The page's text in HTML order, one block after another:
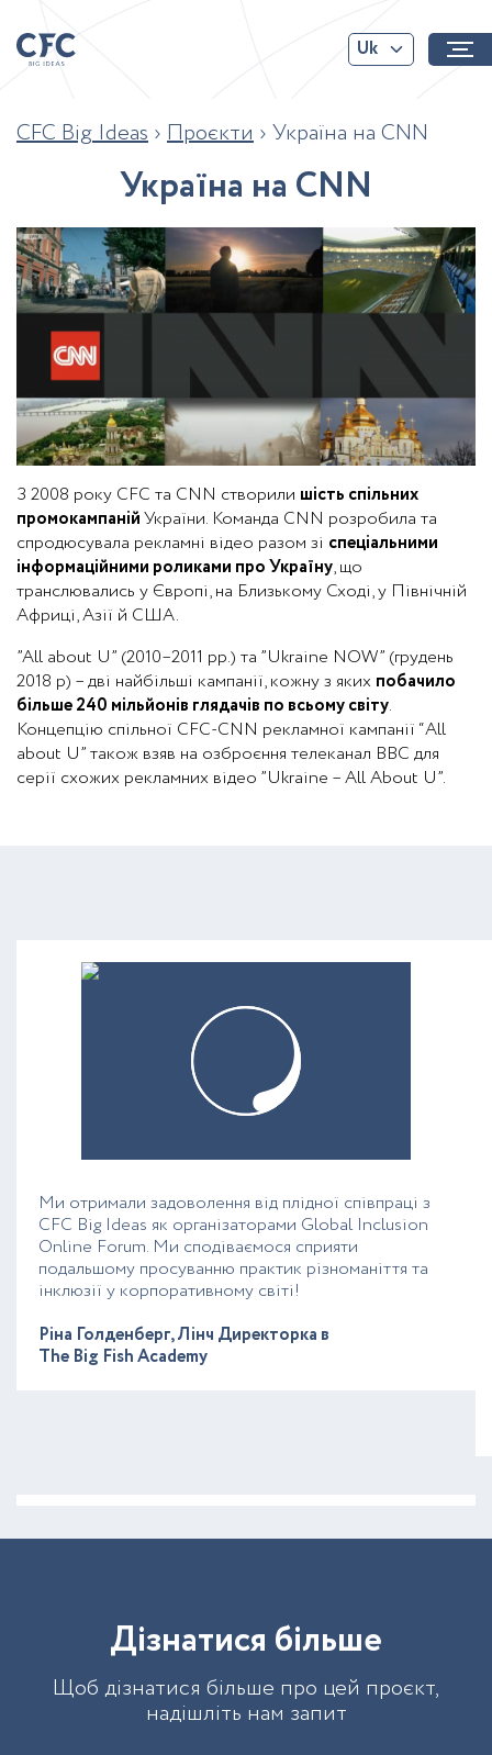
Uk
CFC Big Ideas › Проєкти › Україна на CNN
Україна на CNN
З 2008 року CFC та CNN створили шість спільних
промокампанійУкраїни. Команда CNN розробила та
спродюсувала рекламні відео разом зі спеціальними
інформаційними роликами про Україну, що
транслювались у Європі, на Близькому Сході, у Північній
Африці, Азії й США.
”All about U” (2010–2011 рр.) та ”Ukraine NOW” (грудень
2018 р) – дві найбільші кампанії, кожну з яких побачило
більше 240 мільйонів глядачів по всьому світу.
Концепцію спільної CFC-CNN рекламної кампанії “All
about U” також взяв на озброєння телеканал BBC для
серії схожих рекламних відео ”Ukraine – All About U”.
Ми отримали задоволення від плідної співпраці з
CFC Big Ideas як організаторами Global Inclusion
Online Forum. Ми сподіваємося сприяти
подальшому просуванню практик різноманіття та
інклюзії у корпоративному світі!
Ріна Голденберг, Лінч Директорка в
The Big Fish Academy
Дізнатися більше
Щоб дізнатися більше про цей проєкт,
надішліть нам запит